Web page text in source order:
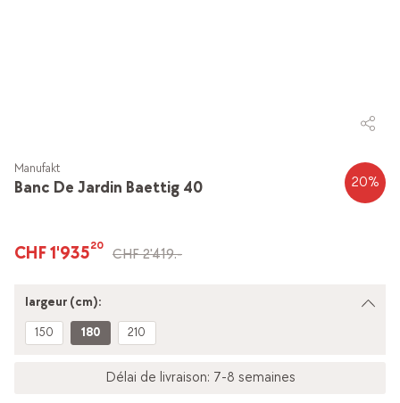
Banc De Jardin Baettig 40
Manufakt
20%
CHF 1'93520
CHF 2'419.-
largeur (cm):
150 180 210
Délai de livraison: 7-8 semaines